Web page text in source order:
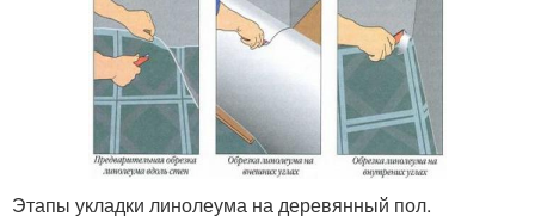
Этапы укладки линолеума на деревянный пол.